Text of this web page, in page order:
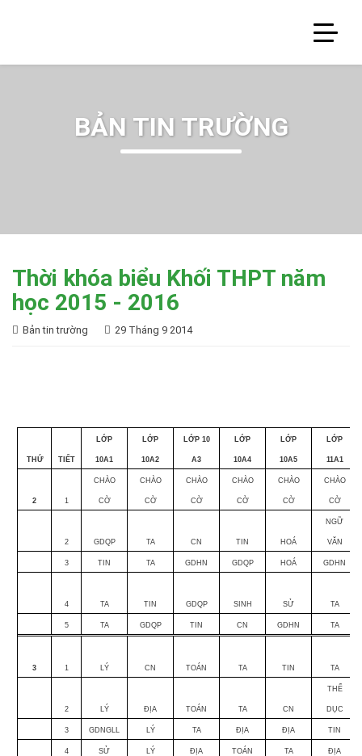
BẢN TIN TRƯỜNG
Thời khóa biểu Khối THPT năm
học 2015 - 2016
Bản tin trường 29 Tháng 9 2014
THỨ TIẾT
LỚP
10A1
LỚP
10A2
LỚP 10
A3
LỚP
10A4
LỚP
10A5
LỚP
11A1
2 1
CHÀO
CỜ
CHÀO
CỜ
CHÀO
CỜ
CHÀO
CỜ
CHÀO
CỜ
CHÀO
CỜ
2 GDQP TA CN TIN HOÁ
NGỮ
VĂN
3 TIN TA GDHN GDQP HOÁ GDHN
4 TA TIN GDQP SINH SỬ TA
5 TA GDQP TIN CN GDHN TA
3 1 LÝ CN TOÁN TA TIN TA
2 LÝ ĐỊA TOÁN TA CN
THỂ
DỤC
3 GDNGLL LÝ TA ĐỊA ĐỊA TIN
4 SỬ LÝ ĐỊA TOÁN TA ĐỊA